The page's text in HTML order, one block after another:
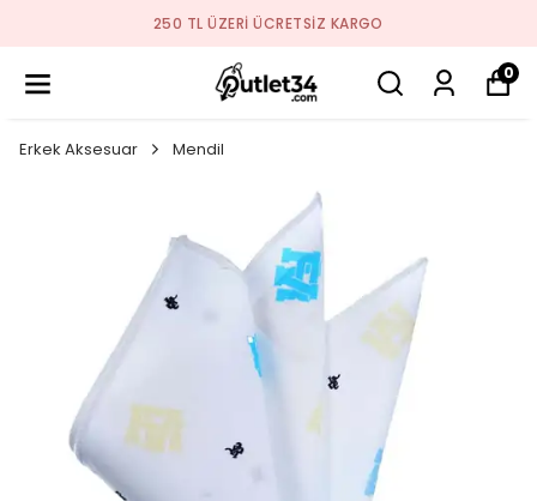
2026 SEZON ÜRÜNLER
0
Erkek Aksesuar Mendil